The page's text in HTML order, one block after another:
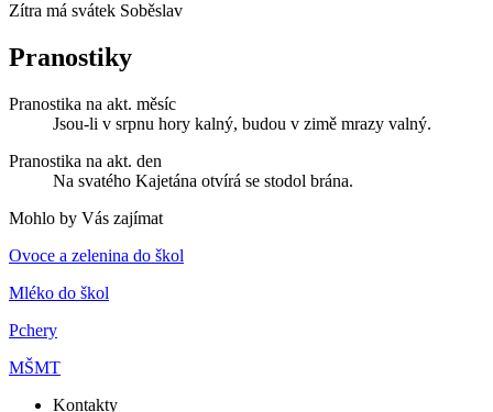
Zítra má svátek Soběslav
Pranostiky
Pranostika na akt. měsíc
Jsou-li v srpnu hory kalný, budou v zimě mrazy valný.
Pranostika na akt. den
Na svatého Kajetána otvírá se stodol brána.
Mohlo by Vás zajímat
Ovoce a zelenina do škol
Mléko do škol
Pchery
MŠMT
Kontakty